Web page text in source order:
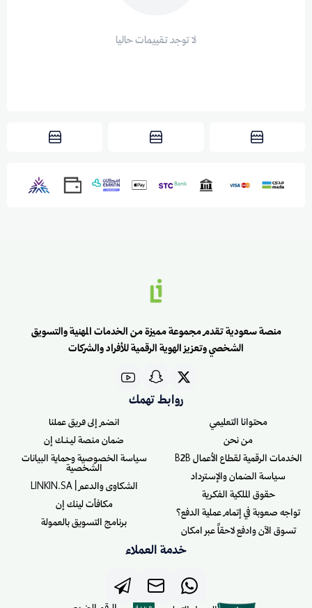
لا توجد تقييمات حاليا
منصة سعودية تقدم مجموعة مميزة من الخدمات المهنية والتسويق
الشخصي وتعزيز الهوية الرقمية للأفراد والشركات
روابط تهمك
محتوانا التعليمي
من نحن
الخدمات الرقمية لقطاع الأعمال B2B
سياسة الضمان والإسترداد
حقوق الملكية الفكرية
تواجه صعوبة في إتمام عملية الدفع؟
تسوق الآن وادفع لاحقاً عبر امكان
انضم إلى فريق عملنا
ضمان منصة ليـنـك إن
سياسة الخصوصية وحماية البيانات
الشخصية
الشكاوى والدعم | LINKIN.SA
مكافأت لينك إن
برنامج التسويق بالعمولة
خدمة العملاء